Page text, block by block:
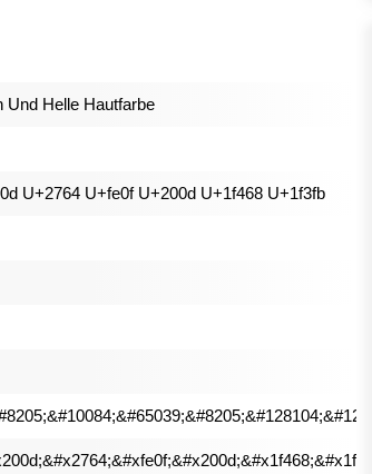
Und Helle Hautfarbe
U+2764 U+fe0f U+200d U+1f468 U+1f3fb